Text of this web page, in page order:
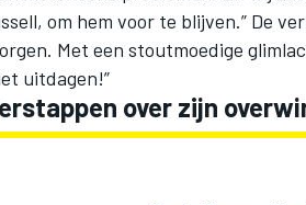
om hem voor te blijven.” De
Met een stoutmoedige
uitdagen!”
over zijn